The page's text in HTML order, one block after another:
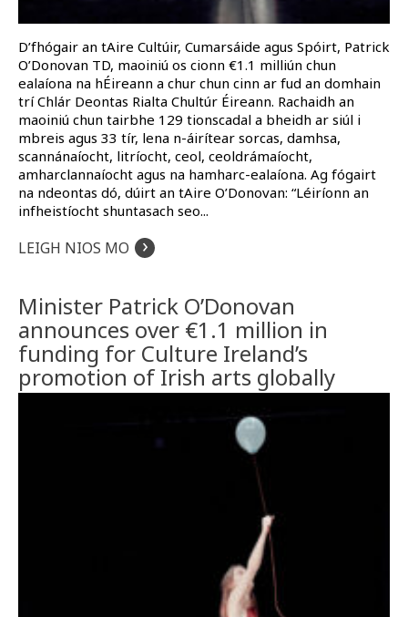
D’fhógair an tAire Cultúir, Cumarsáide agus Spóirt, Patrick
O’Donovan TD, maoiniú os cionn €1.1 milliún chun
ealaíona na hÉireann a chur chun cinn ar fud an domhain
trí Chlár Deontas Rialta Chultúr Éireann. Rachaidh an
maoiniú chun tairbhe 129 tionscadal a bheidh ar siúl i
mbreis agus 33 tír, lena n-áirítear sorcas, damhsa,
scannánaíocht, litríocht, ceol, ceoldrámaíocht,
amharclannaíocht agus na hamharc-ealaíona. Ag fógairt
na ndeontas dó, dúirt an tAire O’Donovan: “Léiríonn an
infheistíocht shuntasach seo...
LEIGH NIOS MO ›
Minister Patrick O’Donovan
announces over €1.1 million in
funding for Culture Ireland’s
promotion of Irish arts globally